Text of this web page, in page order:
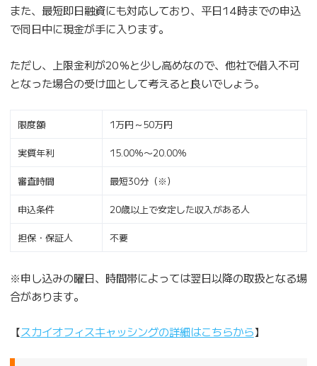
また、最短即日融資にも対応しており、平日14時までの申込
で同日中に現金が手に入ります。
ただし、上限金利が20％と少し高めなので、他社で借入不可
となった場合の受け皿として考えると良いでしょう。
限度額 1万円～50万円
実質年利 15.00％〜20.00％
審査時間 最短30分（※）
申込条件 20歳以上で安定した収入がある人
担保・保証人 不要
※申し込みの曜日、時間帯によっては翌日以降の取扱となる場
合があります。
【スカイオフィスキャッシングの詳細はこちらから】